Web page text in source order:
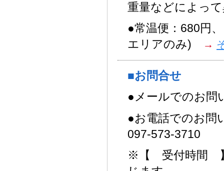
重量などによっ
●常温便：680円
エリアのみ)
→
■お問合せ
●メールでのお
●お電話でのお
097-573-3710
※【 受付時間